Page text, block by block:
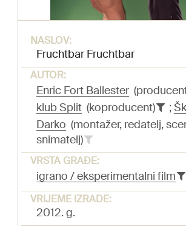
NASLOV:
Fruchtbar Fruchtbar
AUTOR:
Enric Fort Ballester
klub Split (koproducent) ;
Darko (montažer, redatelj,
snimatelj)
VRSTA GRAĐE:
igrano / eksperimentalni film
VRIJEME IZRADE:
2012. g.